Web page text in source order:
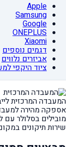
Apple
Samsung
Google
ONEPLUS
Xiaomi
דגמים נוספים
אביזרים נלווים
ציוד היקפי
המעבדה המרכזית
אספקה מהירה
מובילים בסלולר עם למעלה מ15
שירות תיקונים